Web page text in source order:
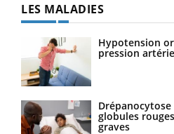
LES MALADIES
Hypotension
pression
globules
graves